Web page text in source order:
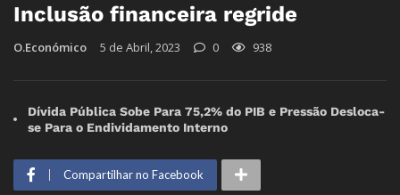
Inclusão financeira regride
O.Económico 5 de Abril, 2023 0 938
Dívida Pública Sobe Para 75,2% do PIB e Pressão Desloca-
se Para o Endividamento Interno
Compartilhar no Facebook